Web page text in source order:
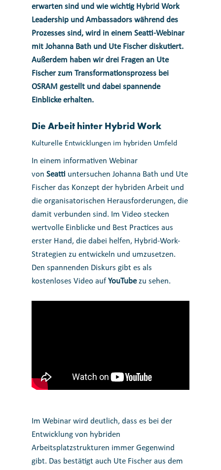
erwarten sind und wie wichtig Hybrid Work
Leadership und Ambassadors während des
Prozesses sind, wird in einem Seatti-Webinar
mit Johanna Bath und Ute Fischer diskutiert.
Außerdem haben wir drei Fragen an Ute
Fischer zum Transformationsprozess bei
OSRAM gestellt und dabei spannende
Einblicke erhalten.
Die Arbeit hinter Hybrid Work
Kulturelle Entwicklungen im hybriden Umfeld
In einem informativen Webinar
vonSeatti untersuchen Johanna Bath und Ute
Fischer das Konzept der hybriden Arbeit und
die organisatorischen Herausforderungen, die
damit verbunden sind. Im Video stecken
wertvolle Einblicke und Best Practices aus
erster Hand, die dabei helfen, Hybrid-Work-
Strategien zu entwickeln und umzusetzen.
Den spannenden Diskurs gibt es als
kostenloses Video auf YouTubezu sehen.
Im Webinar wird deutlich, dass es bei der
Entwicklung von hybriden
Arbeitsplatzstrukturen immer Gegenwind
gibt. Das bestätigt auch Ute Fischer aus dem